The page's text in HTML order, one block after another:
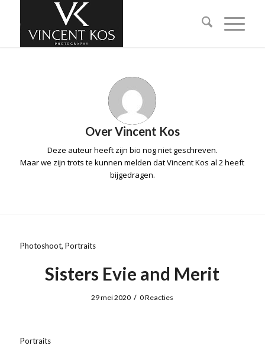
OverVincent Kos
Deze auteur heeft zijn bio nog niet geschreven.
Maar we zijn trots te kunnen melden datVincent Kos al 2 heeft
bijgedragen.
Photoshoot, Portraits
Sisters Evie and Merit
29 mei 2020 / 0 Reacties
Portraits